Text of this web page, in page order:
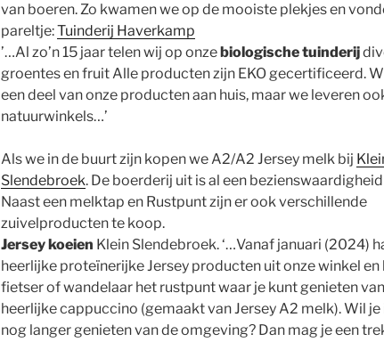
van boeren. Zo kwamen we op de mooiste plekjes en
pareltje:Tuinderij Haverkamp
’…Al zo’n 15 jaar telen wij op onzebiologische tuinderij
groentes en fruit Alle producten zijn EKO gecertificeerd.
een deel van onze producten aan huis, maar we leveren
natuurwinkels…’
Als we in de buurt zijn kopen we A2/A2 Jersey melk bij
Slendebroek. De boerderij uit is al een
Naast een melktap en Rustpunt zijn er ook verschillende
zuivelproducten te koop.
Jersey koeien Klein Slendebroek. ‘…Vanaf januari (2024)
heerlijke proteïnerijke Jersey producten uit onze winkel en
fietser of wandelaar het rustpunt waar je kunt genieten
heerlijke cappuccino (gemaakt van Jersey A2 melk). Wil je
nog langer genieten van de omgeving? Dan mag je een